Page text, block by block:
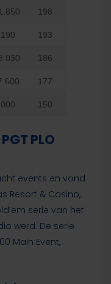
198
193
186
177
150
PLO
events en vond
Resort & Casino,
serie van het
werd. De serie
Main Event,